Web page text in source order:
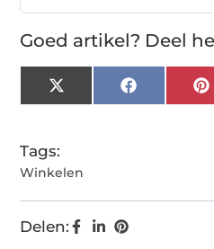
Goed artikel? Deel
X
(Twitter)
Facebook
Tags:
Winkelen
Delen: